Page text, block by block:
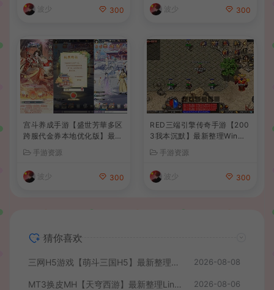
波少 300 波少 300
宫斗养成手游【盛世芳華多区
跨服代金券本地优化版】最新
手工服务端+CDK授权后台
+安卓+详细搭建教程
手游资源
波少 300
RED三端引擎传奇手游【200
3我本沉默】最新整理Win系
细搭建教程
手游资源
波少 300
猜你喜欢
三网H5游戏【萌斗三国H5】最新整理WIN系服务端+GM后台+详细搭建教程 2026-08-08
MT3换皮MH【天穹西游】最新整理Linux手工服务端+安卓苹果双端+GM后台+详细搭建教程+全套源码+视频教程 2026-08-06